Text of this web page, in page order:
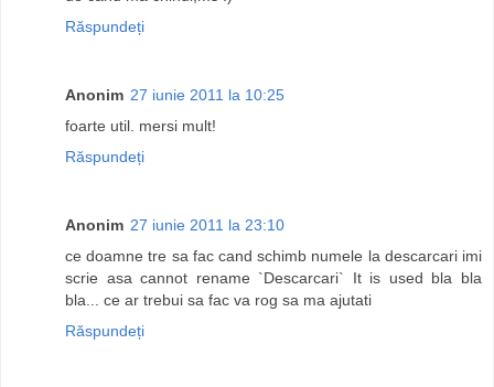
Răspundeți
Anonim 27 iunie 2011 la 10:25
foarte util. mersi mult!
Răspundeți
Anonim 27 iunie 2011 la 23:10
ce doamne tre sa fac cand schimb numele la descarcari imi
scrie asa cannot rename `Descarcari` It is used bla bla
bla... ce ar trebui sa fac va rog sa ma ajutati
Răspundeți